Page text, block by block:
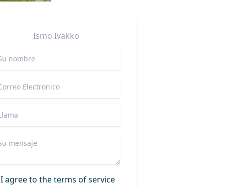
Ismo Ivakko
I agree to the terms of service